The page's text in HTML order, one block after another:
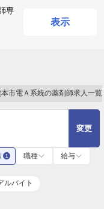
専
表示
ログイン
市電Ａ系統の薬剤師求人一覧
変更
1 職種
給与
ルバイト